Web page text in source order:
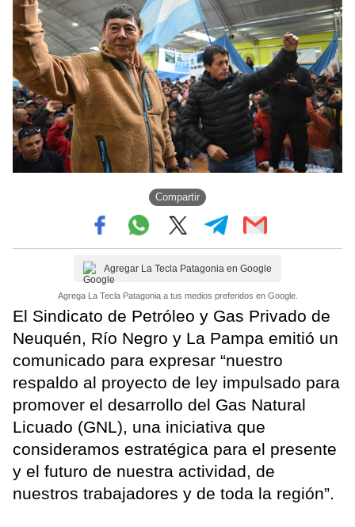
Compartir
Agregar La Tecla Patagonia en Google
Agrega La Tecla Patagonia a tus medios preferidos en Google.
El Sindicato de Petróleo y Gas Privado de
Neuquén, Río Negro y La Pampa emitió un
comunicado para expresar “nuestro
respaldo al proyecto de ley impulsado para
promover el desarrollo del Gas Natural
Licuado (GNL), una iniciativa que
consideramos estratégica para el presente
y el futuro de nuestra actividad, de
nuestros trabajadores y de toda la región”.